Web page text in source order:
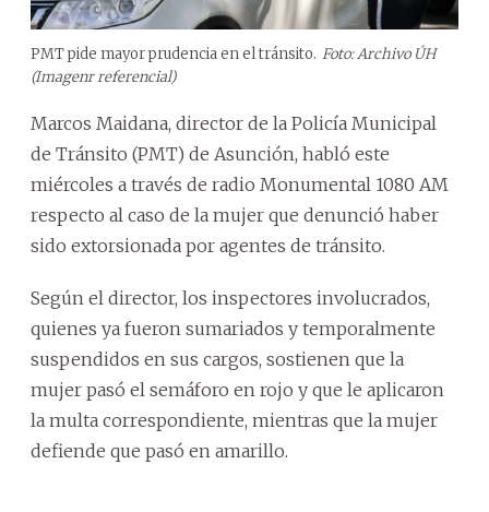
PMT pide mayor prudencia en el tránsito. Foto: Archivo ÚH
(Imagenr referencial)
Marcos Maidana, director de la Policía Municipal
de Tránsito (PMT) de Asunción, habló este
miércoles a través de radio Monumental 1080 AM
respecto al caso de la mujer que denunció haber
sido extorsionada por agentes de tránsito.
Según el director, los inspectores involucrados,
quienes ya fueron sumariados y temporalmente
suspendidos en sus cargos, sostienen que la
mujer pasó el semáforo en rojo y que le aplicaron
la multa correspondiente, mientras que la mujer
defiende que pasó en amarillo.